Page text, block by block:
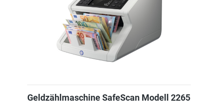
Geldzählmaschine SafeScan Modell 2265